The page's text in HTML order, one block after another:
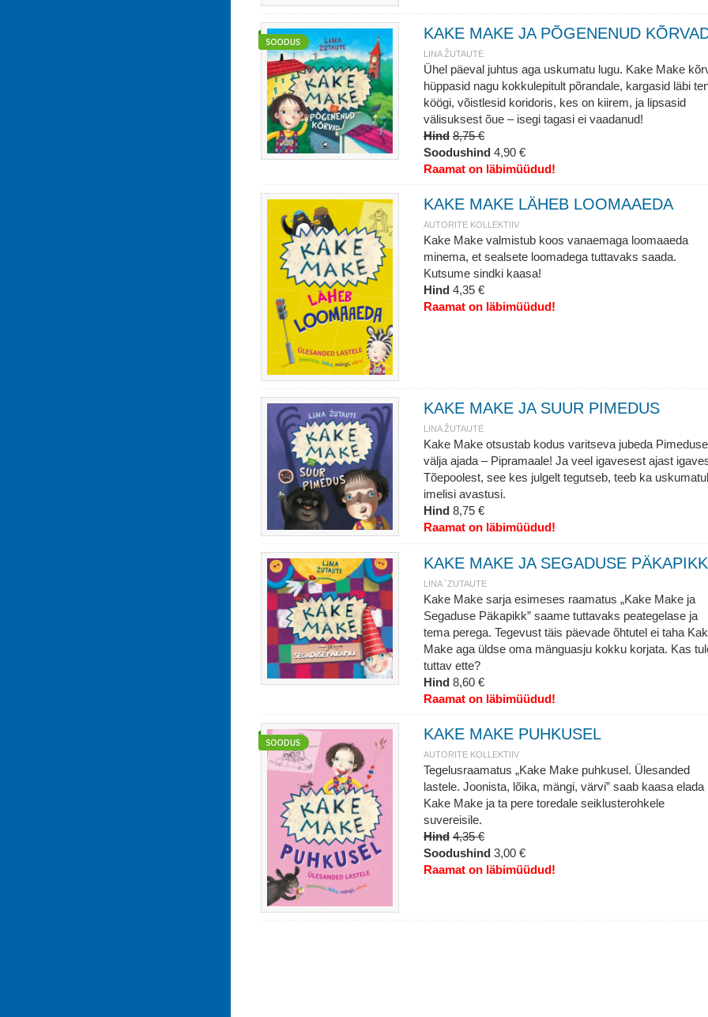
KAKE MAKE JA PÕGENENUD
LINA ŽUTAUTĖ
Ühel päeval juhtus aga uskumatu lugu. Kake Make
hüppasid nagu kokkulepitult põrandale, kargasid läbi
köögi, võistlesid koridoris, kes on kiirem, ja lipsasid
välisuksest õue – isegi tagasi ei vaadanud!
Hind 8,75 €
Soodushind 4,90 €
Raamat on läbimüüdud!
KAKE MAKE LÄHEB LOOMAAEDA
AUTORITE KOLLEKTIIV
Kake Make valmistub koos vanaemaga loomaaeda
minema, et sealsete loomadega tuttavaks saada.
Kutsume sindki kaasa!
Hind 4,35 €
Raamat on läbimüüdud!
KAKE MAKE JA SUUR PIMEDUS
LINA ŽUTAUTĖ
Kake Make otsustab kodus varitseva jubeda Pimeduse
välja ajada – Pipramaale! Ja veel igavesest ajast
Tõepoolest, see kes julgelt tegutseb, teeb ka
imelisi avastusi.
Hind 8,75 €
Raamat on läbimüüdud!
KAKE MAKE JA SEGADUSE PÄKAPIKK
LINA `ZUTAUTE
Kake Make sarja esimeses raamatus „Kake Make ja
Segaduse Päkapikk” saame tuttavaks peategelase ja
tema perega. Tegevust täis päevade õhtutel ei taha
Make aga üldse oma mänguasju kokku korjata. Kas
tuttav ette?
Hind 8,60 €
Raamat on läbimüüdud!
KAKE MAKE PUHKUSEL
AUTORITE KOLLEKTIIV
Tegelusraamatus „Kake Make puhkusel. Ülesanded
lastele. Joonista, lõika, mängi, värvi” saab kaasa elada
Kake Make ja ta pere toredale seiklusterohkele
suvereisile.
Hind 4,35 €
Soodushind 3,00 €
Raamat on läbimüüdud!